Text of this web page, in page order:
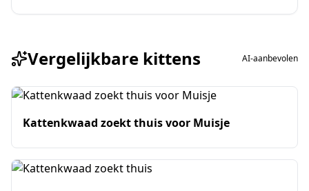
Vergelijkbare kittens AI-aanbevolen
Kattenkwaad zoekt thuis voor Muisje